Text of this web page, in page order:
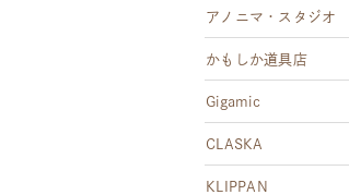
アノニマ・スタジオ
かもしか道具店
Gigamic
CLASKA
KLIPPAN